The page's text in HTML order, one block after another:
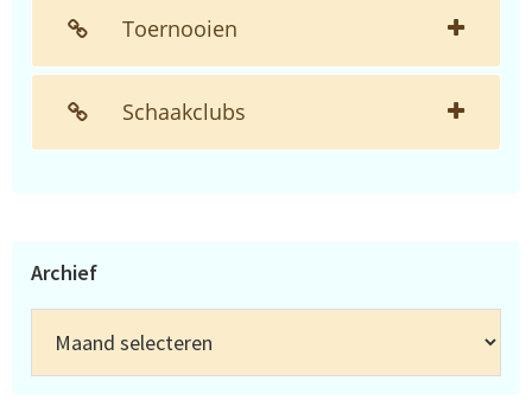
Toernooien
Schaakclubs
Archief